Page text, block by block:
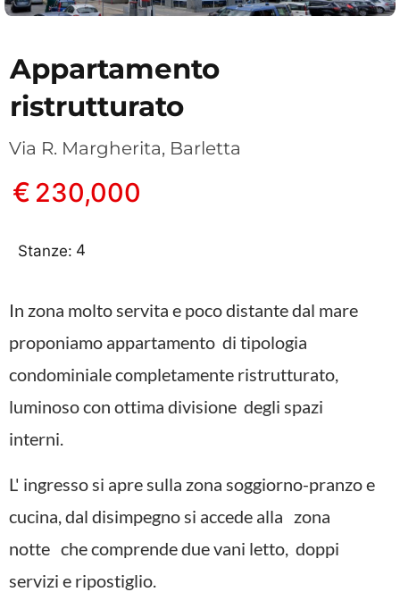
Appartamento
ristrutturato
Via R. Margherita, Barletta
€ 230,000
Stanze: 4
In zona molto servita e poco distante dal mare
proponiamo appartamento di tipologia
condominiale completamente ristrutturato,
luminoso con ottima divisione degli spazi
interni.
L' ingresso si apre sulla zona soggiorno-pranzo e
cucina, dal disimpegno si accede alla zona
notte che comprende due vani letto, doppi
servizi e ripostiglio.